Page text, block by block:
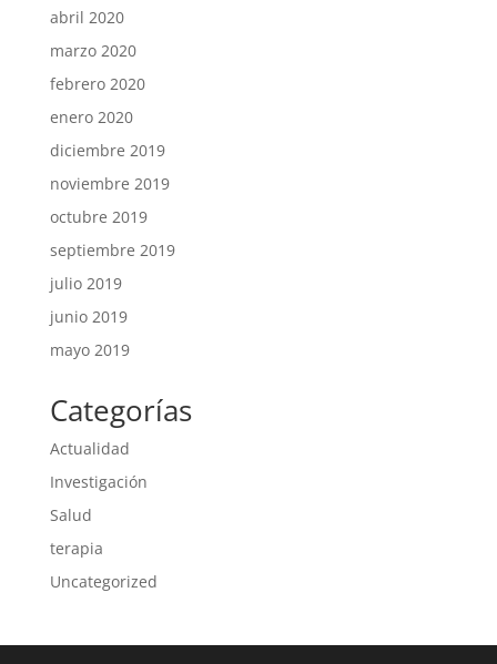
abril 2020
marzo 2020
febrero 2020
enero 2020
diciembre 2019
noviembre 2019
octubre 2019
septiembre 2019
julio 2019
junio 2019
mayo 2019
Categorías
Actualidad
Investigación
Salud
terapia
Uncategorized